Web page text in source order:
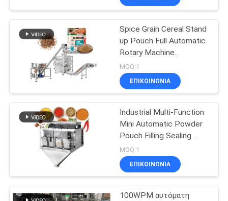
SITEMAP
ΠΟΛΙΤΙΚΉ
ΑΠΟΡΡΉΤΟΥ
φαγητών
Μηχανή
συσκευασίας
πολλαπλών
λωρίδων
22
Μηχανή
συσκευασίας
φρούτων και
77
Soup Marinade
Spice Grain Cereal Stand
up Pouch Full Automatic
Rotary Machine
Packaging for Filling and
Packing Spices
MOQ:1
ΕΠΙΚΟΙΝΩΝΙΑ
Industrial Multi-Function
Mini Automatic Powder
Pouch Filling Sealing
Packaging Machine Food
Spice Doypack Bag
Packing Machine
MOQ:1
ΕΠΙΚΟΙΝΩΝΙΑ
100WPM αυτόματη